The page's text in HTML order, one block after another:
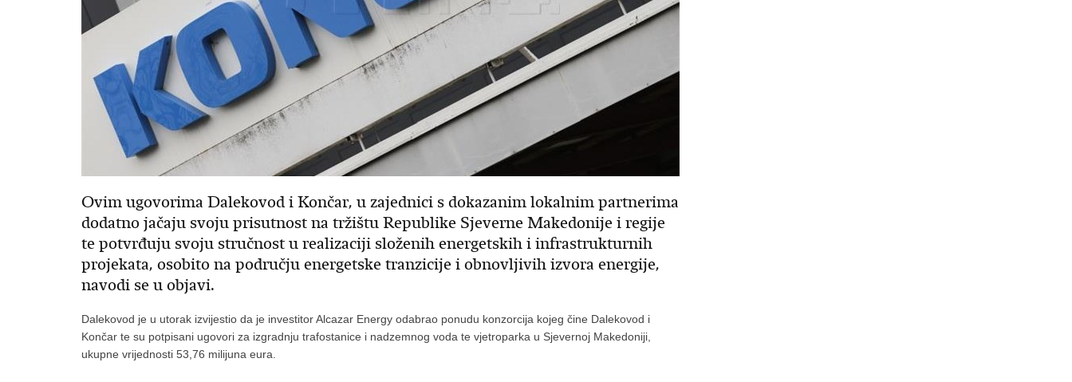
Ovim ugovorima Dalekovod i Končar, u zajednici s dokazanim lokalnim partnerima
dodatno jačaju svoju prisutnost na tržištu Republike Sjeverne Makedonije i regije
te potvrđuju svoju stručnost u realizaciji složenih energetskih i infrastrukturnih
projekata, osobito na području energetske tranzicije i obnovljivih izvora energije,
navodi se u objavi.
Dalekovod je u utorak izvijestio da je investitor Alcazar Energy odabrao ponudu konzorcija kojeg čine Dalekovod i
Končar te su potpisani ugovori za izgradnju trafostanice i nadzemnog voda te vjetroparka u Sjevernoj Makedoniji,
ukupne vrijednosti 53,76 milijuna eura.